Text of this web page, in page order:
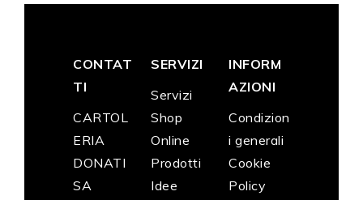
CONTAT
TI
CARTOL
ERIA
DONATI
SA
SERVIZI
Servizi
Shop
Online
Prodotti
Idee
INFORM
AZIONI
Condizion
i generali
Cookie
Policy